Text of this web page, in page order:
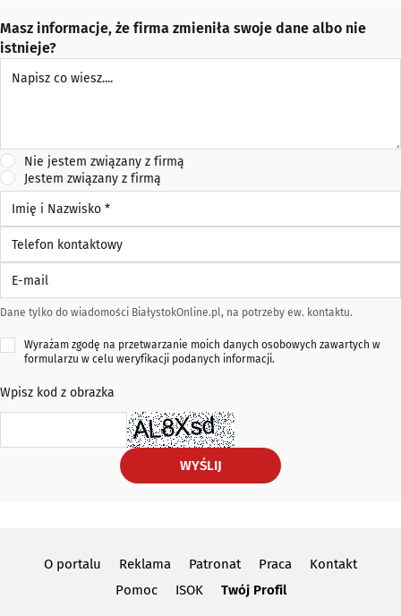
Masz informacje, że firma zmieniła swoje dane albo nie
istnieje?
Nie jestem związany z firmą
Jestem związany z firmą
Dane tylko do wiadomości BiałystokOnline.pl, na potrzeby ew. kontaktu.
Wyrażam zgodę na przetwarzanie moich danych osobowych zawartych w
formularzu w celu weryfikacji podanych informacji.
Wpisz kod z obrazka
WYŚLIJ
O portalu Reklama Patronat Praca
Kontakt
Pomoc
ISOK Twój Profil